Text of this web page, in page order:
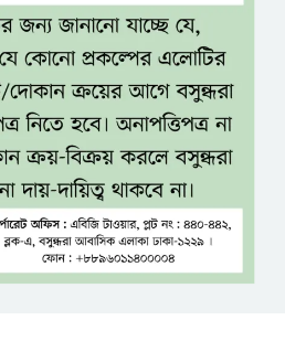
দিল্লিতে শেখ হাসিনার সংবাদমাধ্যমে
বক্তব্যে তীব্র ক্ষোভ বাংলাদেশের
জামিনে থাকা অবস্থায় নির্বাচনী জয়,
রুখসার আহমেদকে ঘিরে বিতর্ক
টাঙ্গাইলে বাতিঘর আদর্শ পাঠাগারের
ফ্রি ব্লাড গ্রুপিং ক্যাম্পেইন